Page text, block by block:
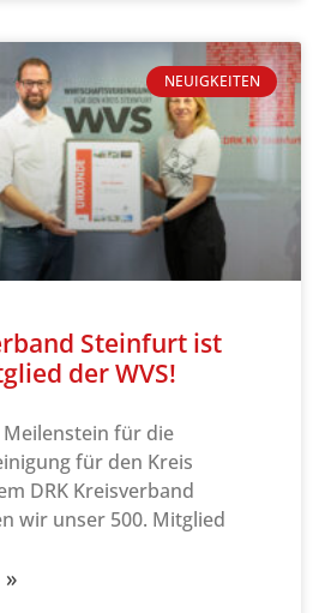
NEUIGKEITEN
Steinfurt ist
der WVS!
für die
für den Kreis
DRK Kreisverband
wir unser 500. Mitglied
»